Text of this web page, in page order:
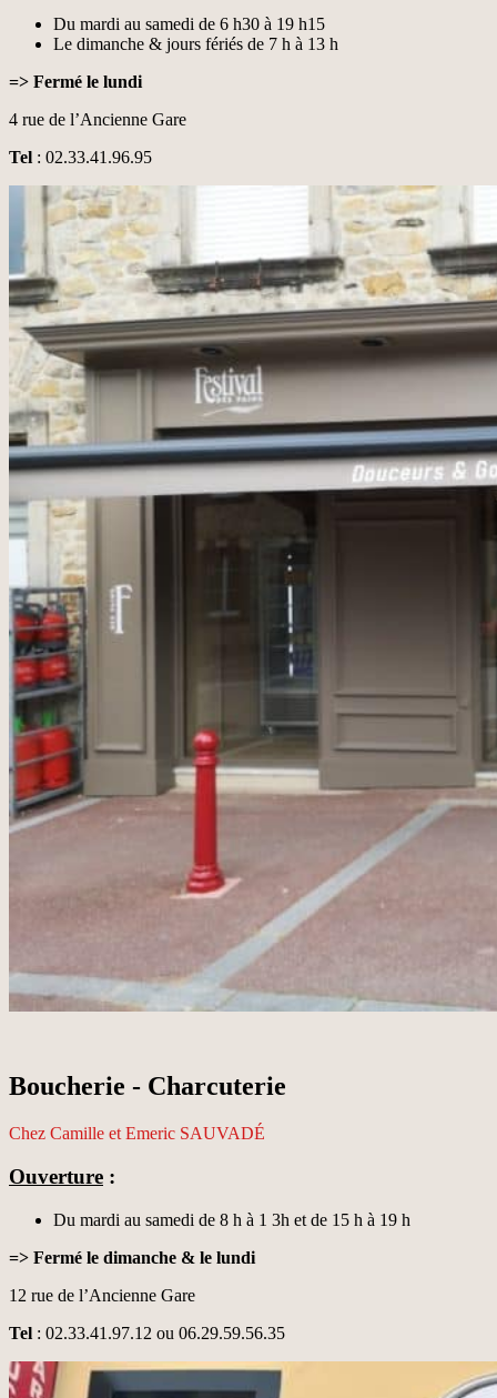
Du mardi au samedi de 6 h30 à 19 h15
Le dimanche & jours fériés de 7 h à 13 h
=> Fermé le lundi
4 rue de l’Ancienne Gare
Tel : 02.33.41.96.95
Boucherie - Charcuterie
Chez Camille et Emeric SAUVADÉ
Ouverture :
Du mardi au samedi de 8 h à 1 3h et de 15 h à 19 h
=> Fermé le dimanche & le lundi
12 rue de l’Ancienne Gare
Tel : 02.33.41.97.12 ou 06.29.59.56.35